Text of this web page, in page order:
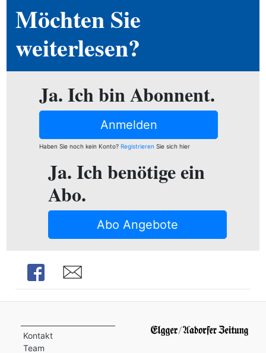
Möchten Sie
weiterlesen?
Ja. Ich bin Abonnent.
Anmelden
Haben Sie noch kein Konto? RegistrierenSie sich hier
Ja. Ich benötige ein
Abo.
Abo Angebote
Share Share
Kontakt
Team